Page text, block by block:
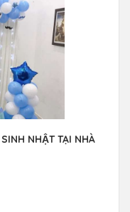
NHẬT TẠI NHÀ